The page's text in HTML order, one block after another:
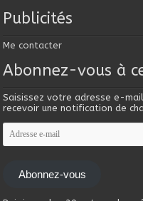
Publicités
Me contacter
Abonnez-vous à
Saisissez votre adresse e-
recevoir une notification de
Adresse
e-
mail
Abonnez-vous